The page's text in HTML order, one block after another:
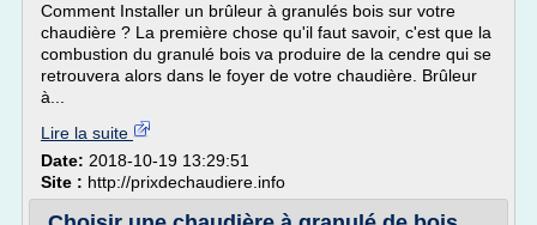
Comment Installer un brûleur à granulés bois sur votre
chaudière ? La première chose qu'il faut savoir, c'est que la
combustion du granulé bois va produire de la cendre qui se
retrouvera alors dans le foyer de votre chaudière. Brûleur
à...
Lire la suite
Date: 2018-10-19 13:29:51
Site : http://prixdechaudiere.info